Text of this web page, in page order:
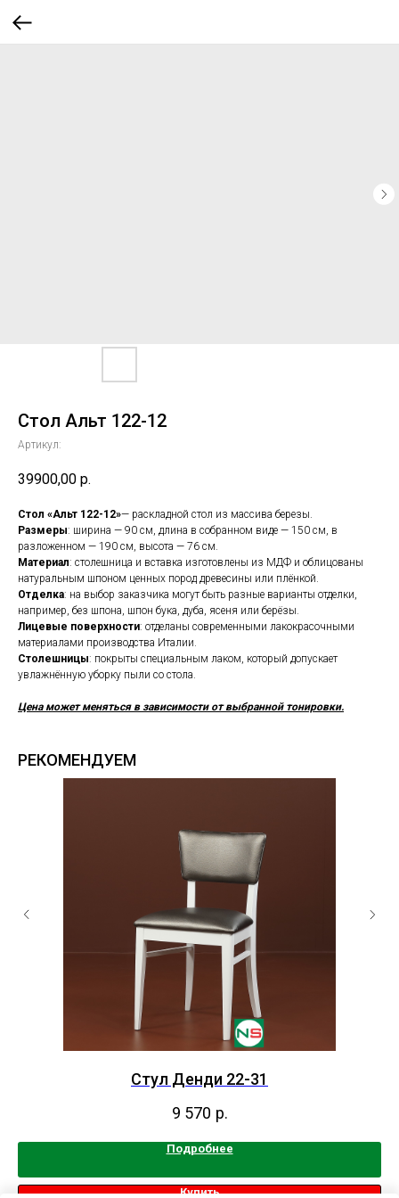
Стол Альт 122-12
Артикул:
39900,00 р.
Стол «Альт 122-12»— раскладной стол из массива березы.
Размеры: ширина — 90 см, длина в собранном виде — 150 см, в
разложенном — 190 см, высота — 76 см.
Материал: столешница и вставка изготовлены из МДФ и облицованы
натуральным шпоном ценных пород древесины или плёнкой.
Отделка: на выбор заказчика могут быть разные варианты отделки,
например, без шпона, шпон бука, дуба, ясеня или берёзы.
Лицевые поверхности: отделаны современными лакокрасочными
материалами производства Италии.
Столешницы: покрыты специальным лаком, который допускает
увлажнённую уборку пыли со стола.
Цена может меняться в зависимости от выбранной тонировки.
РЕКОМЕНДУЕМ
Стул Денди 22-31
9 570 р.
Подробнее
Купить